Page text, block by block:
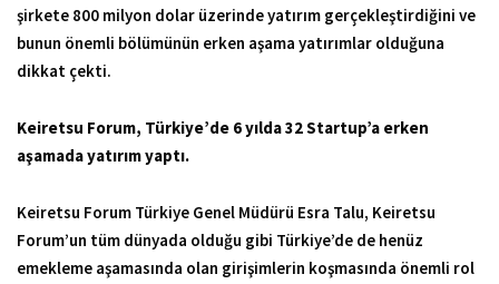
şirkete 800 milyon dolar üzerinde yatırım gerçekleştirdiğini ve
bunun önemli bölümünün erken aşama yatırımlar olduğuna
dikkat çekti.
Keiretsu Forum, Türkiye’de 6 yılda 32 Startup’a erken
aşamada yatırım yaptı.
Keiretsu Forum Türkiye Genel Müdürü Esra Talu, Keiretsu
Forum’un tüm dünyada olduğu gibi Türkiye’de de henüz
emekleme aşamasında olan girişimlerin koşmasında önemli rol